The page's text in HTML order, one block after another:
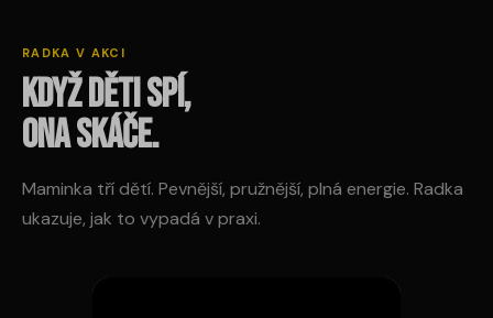
RADKA V AKCI
Když děti spí,
ona skáče.
Maminka tří dětí. Pevnější, pružnější, plná energie. Radka
ukazuje, jak to vypadá v praxi.